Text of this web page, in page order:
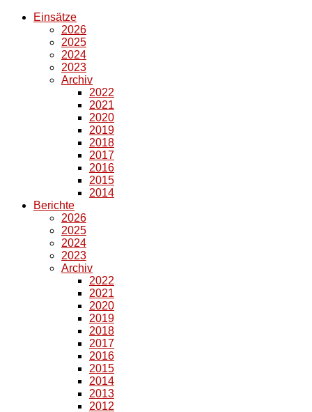
Einsätze
2026
2025
2024
2023
Archiv
2022
2021
2020
2019
2018
2017
2016
2015
2014
Berichte
2026
2025
2024
2023
Archiv
2022
2021
2020
2019
2018
2017
2016
2015
2014
2013
2012